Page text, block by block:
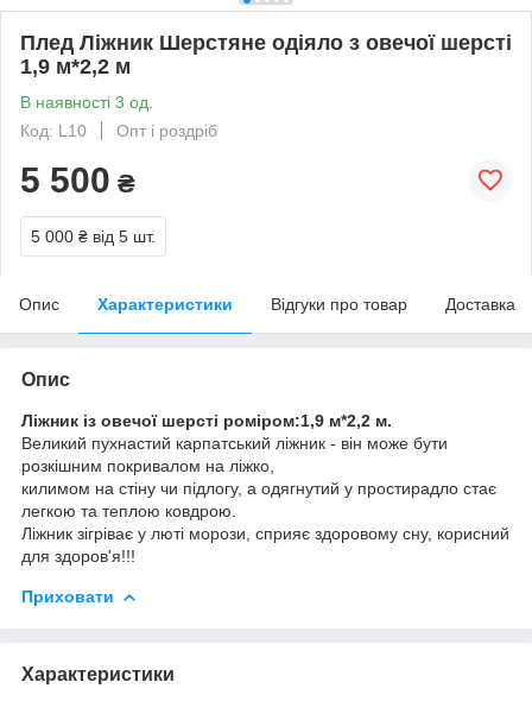
Плед Ліжник Шерстяне одіяло з овечої шерсті
1,9 м*2,2 м
В наявності 3 од.
Код: L10
Опт і роздріб
5 500 ₴
5 000 ₴ від 5 шт.
Опис Характеристики Відгуки про товар Доставка
Опис
Ліжник із овечої шерсті роміром:1,9 м*2,2 м.
Великий пухнастий карпатський ліжник - він може бути
розкішним покривалом на ліжко,
килимом на стіну чи підлогу, а одягнутий у простирадло стає
легкою та теплою ковдрою.
Ліжник зігріває у люті морози, сприяє здоровому сну, корисний
для здоров'я!!!
Приховати
Характеристики